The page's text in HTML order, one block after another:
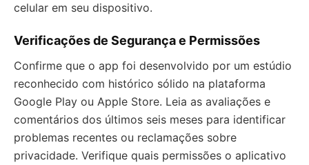
celular em seu dispositivo.
Verificações de Segurança e Permissões
Confirme que o app foi desenvolvido por um estúdio
reconhecido com histórico sólido na plataforma
Google Play ou Apple Store. Leia as avaliações e
comentários dos últimos seis meses para identificar
problemas recentes ou reclamações sobre
privacidade. Verifique quais permissões o aplicativo